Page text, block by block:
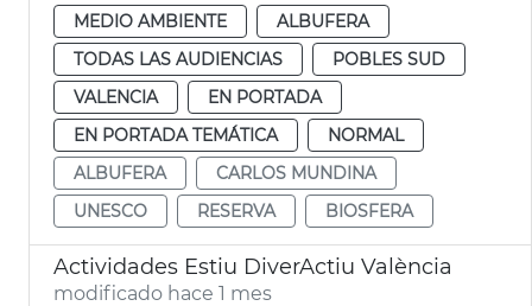
MEDIO AMBIENTE
ALBUFERA
TODAS LAS AUDIENCIAS
POBLES SUD
VALENCIA
EN PORTADA
EN PORTADA TEMÁTICA
NORMAL
ALBUFERA
CARLOS MUNDINA
UNESCO
RESERVA BIOSFERA
Actividades Estiu DiverActiu València
modificado hace 1 mes